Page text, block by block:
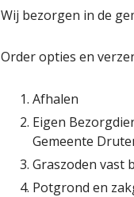
Wij bezorgen in de
Order opties en
Afhalen
Eigen
Gemeente
Graszoden vast
Potgrond en